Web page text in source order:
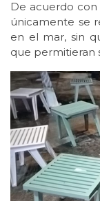
De acuerdo
únicamente se
en el mar, sin
que permitieran